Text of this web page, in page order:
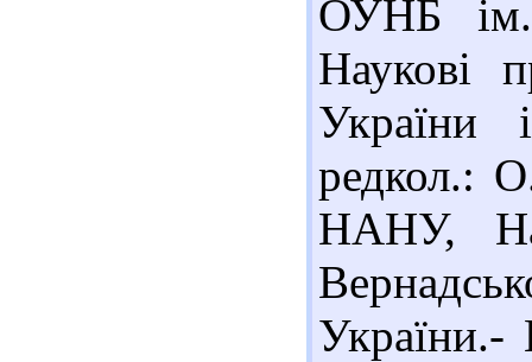
ОУНБ
Наукові
України
редкол.:
НАНУ,